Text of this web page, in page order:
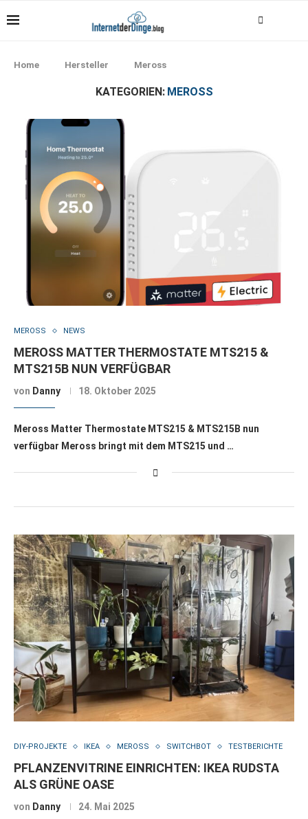
Home Hersteller Meross
KATEGORIEN: MEROSS
MEROSS NEWS
MEROSS MATTER THERMOSTATE MTS215 &
MTS215B NUN VERFÜGBAR
von Danny 18. Oktober 2025
Meross Matter Thermostate MTS215 & MTS215B nun
verfügbar Meross bringt mit dem MTS215 und …
DIY-PROJEKTE IKEA MEROSS SWITCHBOT TESTBERICHTE
PFLANZENVITRINE EINRICHTEN: IKEA RUDSTA
ALS GRÜNE OASE
von Danny 24. Mai 2025